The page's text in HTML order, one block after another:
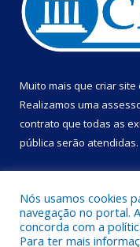
Muito mais que criar site
Realizamos uma
contrato que todas as
pública serão atendidas.
Nós usamos cookies
navegação no portal.
concorda com a
Para ter mais